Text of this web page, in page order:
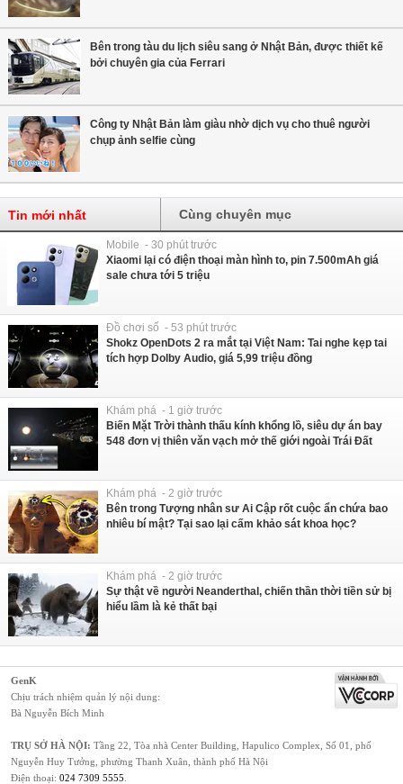
Bên trong tàu du lịch siêu sang ở Nhật Bản, được thiết kế
bởi chuyên gia của Ferrari
Công ty Nhật Bản làm giàu nhờ dịch vụ cho thuê người
chụp ảnh selfie cùng
Tin mới nhất Cùng chuyên mục
Mobile - 30 phút trước
Xiaomi lại có điện thoại màn hình to, pin 7.500mAh giá
sale chưa tới 5 triệu
Đồ chơi số - 53 phút trước
Shokz OpenDots 2 ra mắt tại Việt Nam: Tai nghe kẹp tai
tích hợp Dolby Audio, giá 5,99 triệu đồng
Khám phá - 1 giờ trước
Biến Mặt Trời thành thấu kính khổng lồ, siêu dự án bay
548 đơn vị thiên văn vạch mở thế giới ngoài Trái Đất
Khám phá - 2 giờ trước
Bên trong Tượng nhân sư Ai Cập rốt cuộc ẩn chứa bao
nhiêu bí mật? Tại sao lại cấm khảo sát khoa học?
Khám phá - 2 giờ trước
Sự thật về người Neanderthal, chiến thần thời tiền sử bị
hiểu lầm là kẻ thất bại
GenK
Chịu trách nhiệm quản lý nội dung:
Bà Nguyễn Bích Minh
TRỤ SỞ HÀ NỘI: Tầng 22, Tòa nhà Center Building, Hapulico Complex, Số 01, phố
Nguyễn Huy Tưởng, phường Thanh Xuân, thành phố Hà Nội
Điện thoại: 024 7309 5555